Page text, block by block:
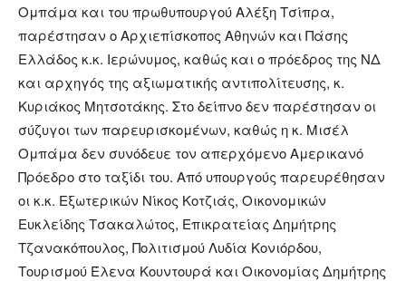
Ομπάμα και του πρωθυπουργού Αλέξη Τσίπρα,
παρέστησαν ο Αρχιεπίσκοπος Αθηνών και Πάσης
Ελλάδος κ.κ. Ιερώνυμος, καθώς και ο πρόεδρος της ΝΔ
και αρχηγός της αξιωματικής αντιπολίτευσης, κ.
Κυριάκος Μητσοτάκης. Στο δείπνο δεν παρέστησαν οι
σύζυγοι των παρευρισκομένων, καθώς η κ. Μισέλ
Ομπάμα δεν συνόδευε τον απερχόμενο Αμερικανό
Πρόεδρο στο ταξίδι του. Από υπουργούς παρευρέθησαν
οι κ.κ. Εξωτερικών Νίκος Κοτζιάς, Οικονομικών
Ευκλείδης Τσακαλώτος, Επικρατείας Δημήτρης
Τζανακόπουλος, Πολιτισμού Λυδία Κονιόρδου,
Τουρισμού Έλενα Κουντουρά και Οικονομίας Δημήτρης